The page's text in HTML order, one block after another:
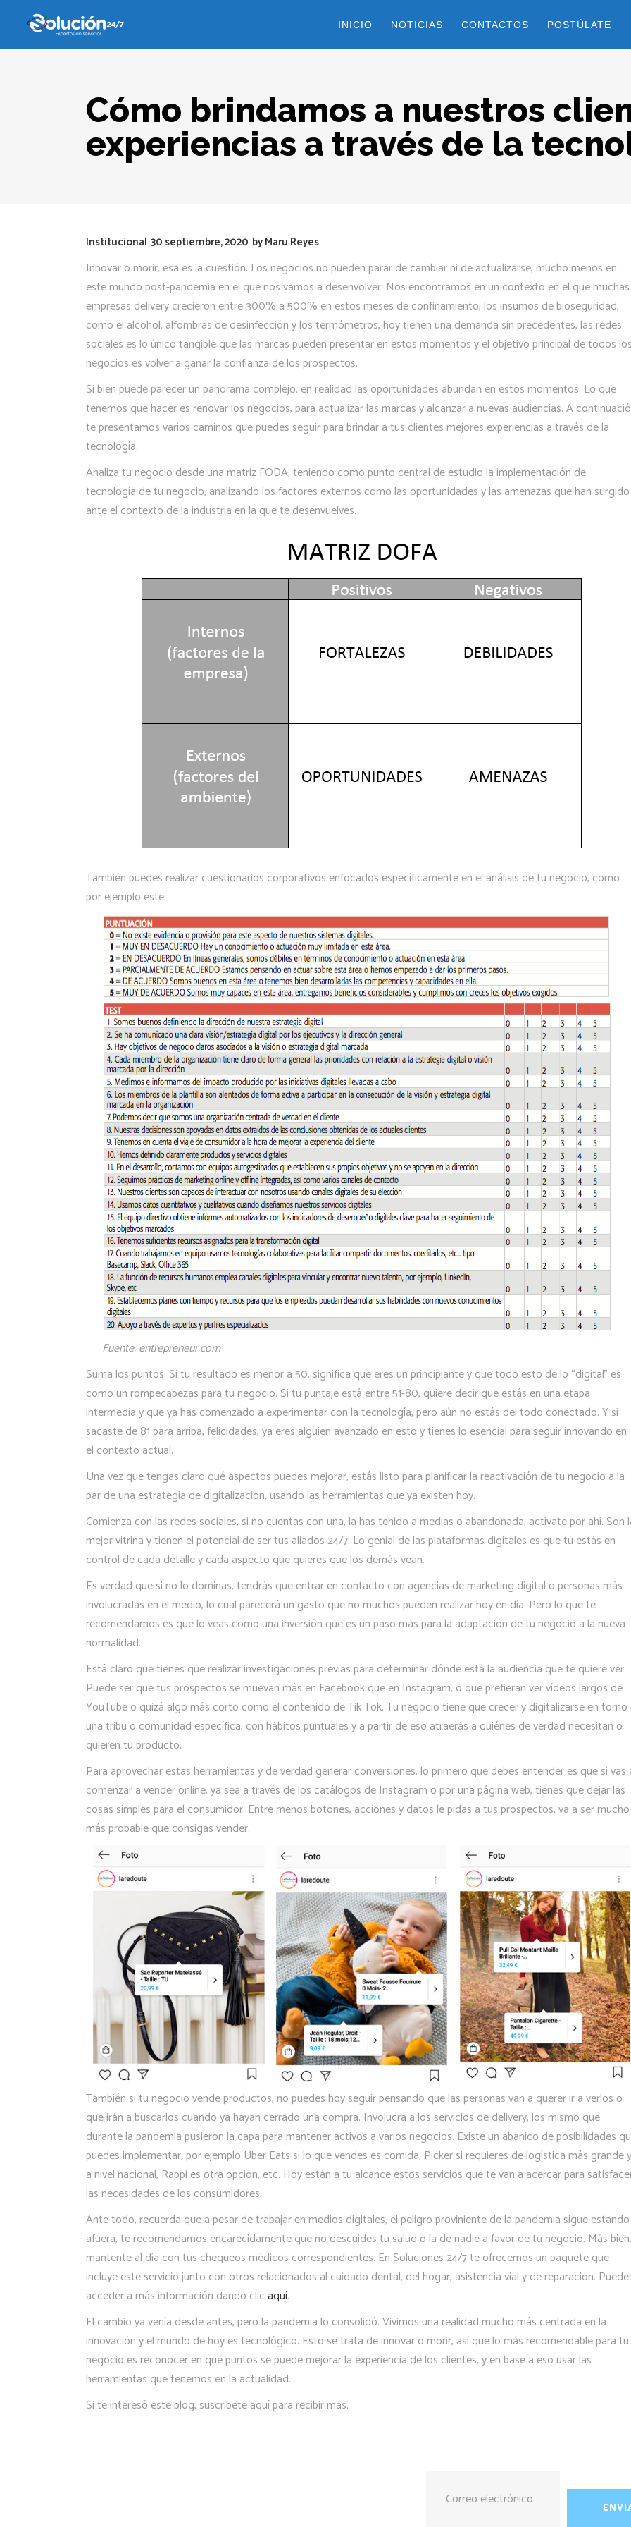
INICIO NOTICIAS CONTACTOS POSTÚLATE
Cómo brindamos a nuestros
experiencias a través de la
Institucional 30 septiembre, 2020 byMaru Reyes
Innovar o morir, esa es la cuestión. Los negocios no pueden parar de cambiar ni de actualizarse, mucho menos en
este mundo post-pandemia en el que nos vamos a desenvolver. Nos encontramos en un contexto en el que muchas
empresas delivery crecieron entre 300% a 500% en estos meses de confinamiento, los insumos de bioseguridad,
como el alcohol, alfombras de desinfección y los termómetros, hoy tienen una demanda sin precedentes, las redes
sociales es lo único tangible que las marcas pueden presentar en estos momentos y el objetivo principal de todos
negocios es volver a ganar la confianza de los prospectos.
Si bien puede parecer un panorama complejo, en realidad las oportunidades abundan en estos momentos. Lo que
tenemos que hacer es renovar los negocios, para actualizar las marcas y alcanzar a nuevas audiencias. A
te presentamos varios caminos que puedes seguir para brindar a tus clientes mejores experiencias a través de la
tecnología.
Analiza tu negocio desde una matriz FODA, teniendo como punto central de estudio la implementación de
tecnología de tu negocio, analizando los factores externos como las oportunidades y las amenazas que han surgido
ante el contexto de la industria en la que te desenvuelves.
También puedes realizar cuestionarios corporativos enfocados específicamente en el análisis de tu negocio, como
por ejemplo este:
Fuente: entrepreneur.com
Suma los puntos. Si tu resultado es menor a 50, significa que eres un principiante y que todo esto de lo “digital” es
como un rompecabezas para tu negocio. Si tu puntaje está entre 51-80, quiere decir que estás en una etapa
intermedia y que ya has comenzado a experimentar con la tecnología, pero aún no estás del todo conectado. Y si
sacaste de 81 para arriba, felicidades, ya eres alguien avanzado en esto y tienes lo esencial para seguir innovando en
el contexto actual.
Una vez que tengas claro qué aspectos puedes mejorar, estás listo para planificar la reactivación de tu negocio a la
par de una estrategia de digitalización, usando las herramientas que ya existen hoy.
Comienza con las redes sociales, si no cuentas con una, la has tenido a medias o abandonada, actívate por ahí. Son
mejor vitrina y tienen el potencial de ser tus aliados 24/7. Lo genial de las plataformas digitales es que tú estás en
control de cada detalle y cada aspecto que quieres que los demás vean.
Es verdad que si no lo dominas, tendrás que entrar en contacto con agencias de marketing digital o personas más
involucradas en el medio, lo cual parecerá un gasto que no muchos pueden realizar hoy en día. Pero lo que te
recomendamos es que lo veas como una inversión que es un paso más para la adaptación de tu negocio a la nueva
normalidad.
Está claro que tienes que realizar investigaciones previas para determinar dónde está la audiencia que te quiere ver.
Puede ser que tus prospectos se muevan más en Facebook que en Instagram, o que prefieran ver vídeos largos de
YouTube o quizá algo más corto como el contenido de Tik Tok. Tu negocio tiene que crecer y digitalizarse en torno
una tribu o comunidad específica, con hábitos puntuales y a partir de eso atraerás a quiénes de verdad necesitan o
quieren tu producto.
Para aprovechar estas herramientas y de verdad generar conversiones, lo primero que debes entender es que si vas
comenzar a vender online, ya sea a través de los catálogos de Instagram o por una página web, tienes que dejar las
cosas simples para el consumidor. Entre menos botones, acciones y datos le pidas a tus prospectos, va a ser mucho
más probable que consigas vender.
También si tu negocio vende productos, no puedes hoy seguir pensando que las personas van a querer ir a verlos o
que irán a buscarlos cuando ya hayan cerrado una compra. Involucra a los servicios de delivery, los mismo que
durante la pandemia pusieron la capa para mantener activos a varios negocios. Existe un abanico de posibilidades
puedes implementar, por ejemplo Uber Eats si lo que vendes es comida, Picker si requieres de logística más grande y
a nivel nacional, Rappi es otra opción, etc. Hoy están a tu alcance estos servicios que te van a acercar para
las necesidades de los consumidores.
Ante todo, recuerda que a pesar de trabajar en medios digitales, el peligro proviniente de la pandemia sigue estando
afuera, te recomendamos encarecidamente que no descuides tu salud o la de nadie a favor de tu negocio. Más bien,
mantente al día con tus chequeos médicos correspondientes. En Soluciones 24/7 te ofrecemos un paquete que
incluye este servicio junto con otros relacionados al cuidado dental, del hogar, asistencia vial y de reparación.
acceder a más información dando clicaquí.
El cambio ya venía desde antes, pero la pandemia lo consolidó. Vivimos una realidad mucho más centrada en la
innovación y el mundo de hoy es tecnológico. Esto se trata de innovar o morir, así que lo más recomendable para tu
negocio es reconocer en qué puntos se puede mejorar la experiencia de los clientes, y en base a eso usar las
herramientas que tenemos en la actualidad.
Si te interesó este blog, suscríbete aquí para recibir más.